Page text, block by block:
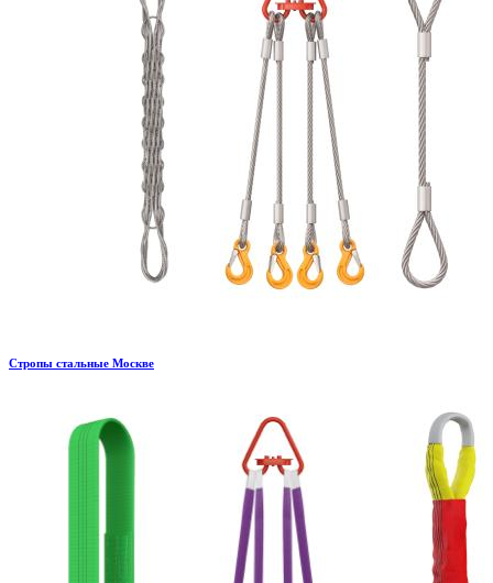
Стропы стальные Москве